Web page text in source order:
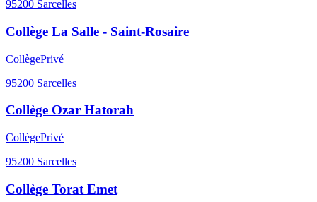
95200 Sarcelles
Collège La Salle - Saint-Rosaire
CollègePrivé
95200 Sarcelles
Collège Ozar Hatorah
CollègePrivé
95200 Sarcelles
Collège Torat Emet